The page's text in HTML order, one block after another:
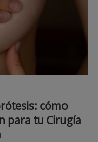
cómo
para tu Cirugía